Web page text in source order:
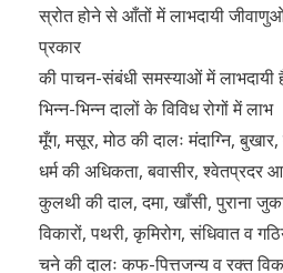
स्रोत होने से आँतों में लाभदायी
प्रकार
की पाचन-संबंधी समस्याओं में लाभदायी
भिन्न-भिन्न दालों के विविध रोगों में लाभ
मूँग, मसूर, मोठ की दालः मंदाग्नि,
धर्म की अधिकता, बवासीर, श्वेतप्रदर
कुलथी की दाल, दमा, खाँसी, पुराना
विकारों, पथरी, कृमिरोग, संधिवात व
चने की दालः कफ-पित्तजन्य व रक्त